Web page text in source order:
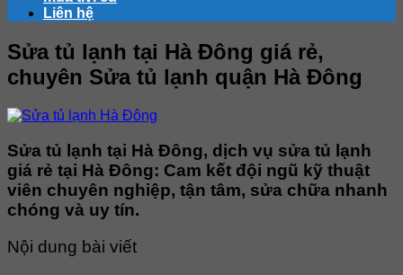
Liên hệ
Sửa tủ lạnh tại Hà Đông giá rẻ,
chuyên Sửa tủ lạnh quận Hà Đông
Sửa tủ lạnh tại Hà Đông, dịch vụ sửa tủ lạnh
giá rẻ tại Hà Đông: Cam kết đội ngũ kỹ thuật
viên chuyên nghiệp, tận tâm, sửa chữa nhanh
chóng và uy tín.
Nội dung bài viết